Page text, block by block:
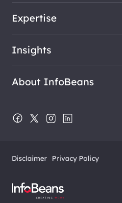
Expertise
Insights
About InfoBeans
Disclaimer Privacy Policy